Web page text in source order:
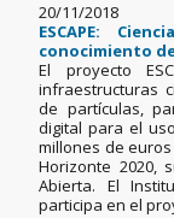
20/11/2018
ESCAPE:
conocimiento
El proyecto
infraestructuras
de partículas,
digital para el
millones de
Horizonte 2020,
Abierta. El
participa en el